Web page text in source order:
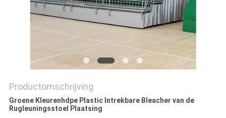
Productomschrijving
Groene Kleurenhdpe Plastic Intrekbare Bleacher van de
Rugleuningsstoel Plaatsing